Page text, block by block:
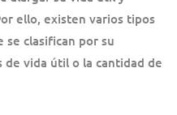
ello, existen varios tipos
se clasifican por su
de vida útil o la cantidad de